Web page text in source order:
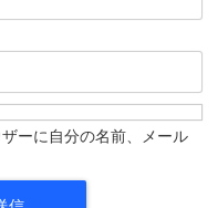
ーに自分の名前、メール